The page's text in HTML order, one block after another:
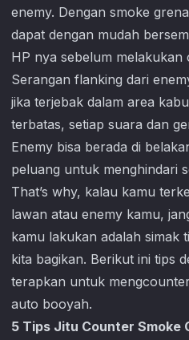
enemy. Dengan smoke
dapat dengan mudah
HP nya sebelum melakukan
Serangan flanking dari
jika terjebak dalam area
terbatas, setiap suara dan
Enemy bisa berada di
peluang untuk menghindari
That’s why, kalau kamu
lawan atau enemy kamu,
kamu lakukan adalah simak
kita bagikan. Berikut ini tips
terapkan untuk
auto booyah.
5 Tips Jitu Counter Smoke